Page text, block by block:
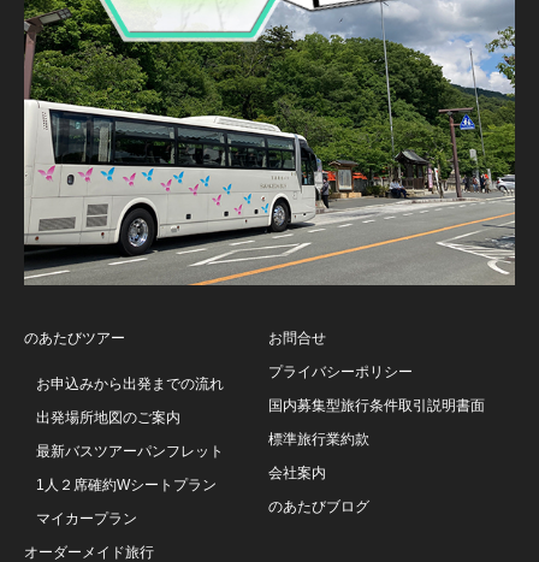
のあたびツアー
お申込みから出発までの流れ
出発場所地図のご案内
最新バスツアーパンフレット
1人２席確約Wシートプラン
マイカープラン
オーダーメイド旅行
お問合せ
プライバシーポリシー
国内募集型旅行条件取引説明書面
標準旅行業約款
会社案内
のあたびブログ